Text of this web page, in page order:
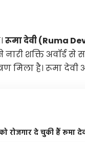
रूमा देवी (Ruma
नारी शक्ति अवॉर्ड से
मिला है। रूमा देवी
रोजगार दे चुकी हैं रूमा